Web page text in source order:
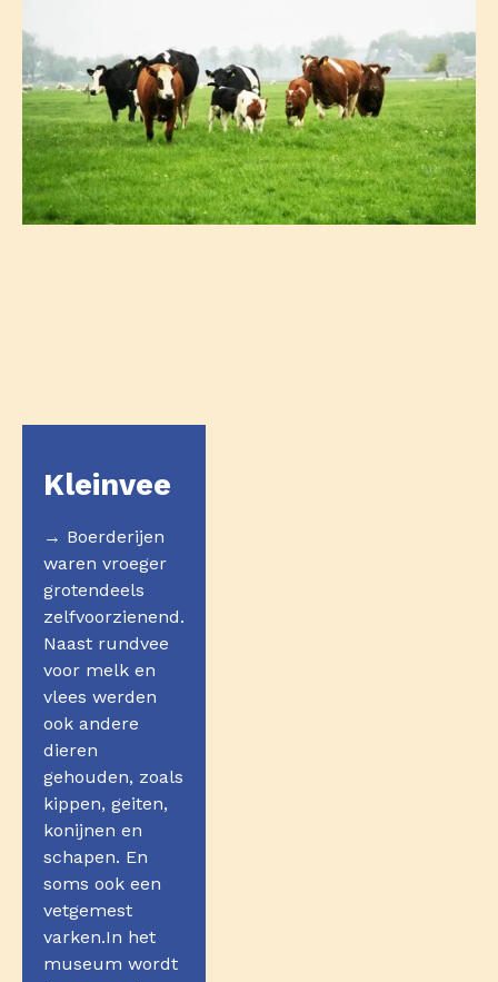
Kleinvee
→ Boerderijen
waren vroeger
grotendeels
zelfvoorzienend.
Naast rundvee
voor melk en
vlees werden
ook andere
dieren
gehouden, zoals
kippen, geiten,
konijnen en
schapen. En
soms ook een
vetgemest
varken.In het
museum wordt